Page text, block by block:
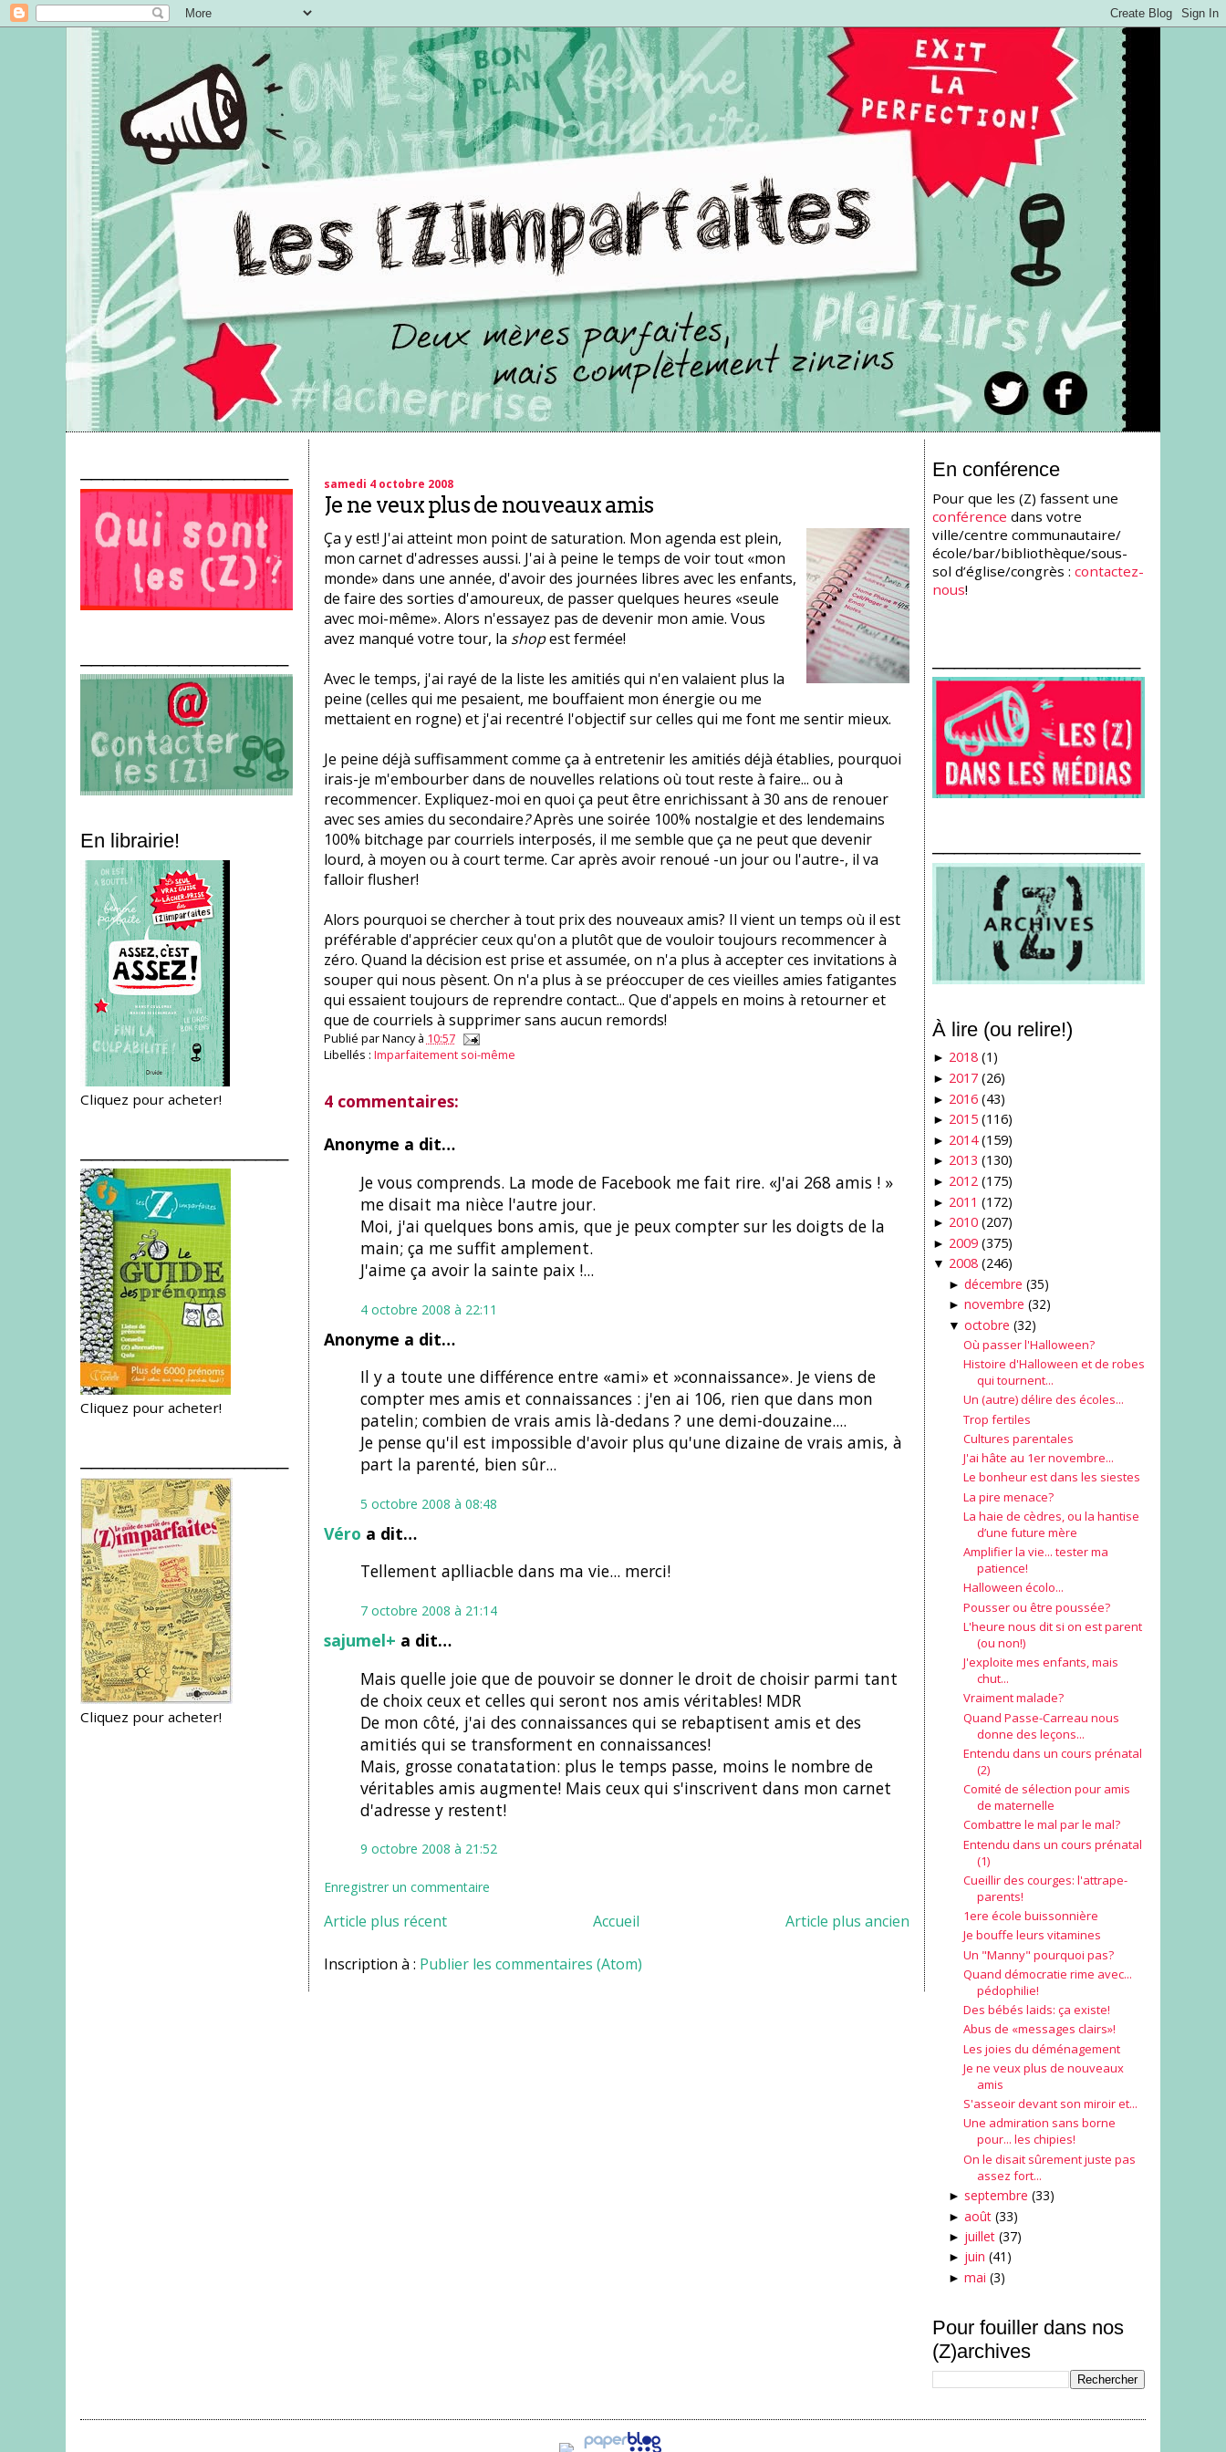
En librairie!
Cliquez pour acheter!
Cliquez pour acheter!
Cliquez pour acheter!
samedi 4 octobre 2008
Je ne veux plus de nouveaux amis
Ça y est! J'ai atteint mon point de saturation. Mon agenda est plein,
mon carnet d'adresses aussi. J'ai à peine le temps de voir tout «mon
monde» dans une année, d'avoir des journées libres avec les enfants,
de faire des sorties d'amoureux, de passer quelques heures «seule
avec moi-même». Alors n'essayez pas de devenir mon amie. Vous
avez manqué votre tour, la shopest fermée!
Avec le temps, j'ai rayé de la liste les amitiés qui n'en valaient plus la
peine (celles qui me pesaient, me bouffaient mon énergie ou me
mettaient en rogne) et j'ai recentré l'objectif sur celles qui me font me sentir mieux.
Je peine déjà suffisamment comme ça à entretenir les amitiés déjà établies, pourquoi
irais-je m'embourber dans de nouvelles relations où tout reste à faire... ou à
recommencer. Expliquez-moi en quoi ça peut être enrichissant à 30 ans de renouer
avec ses amies du secondaire?Après une soirée 100% nostalgie et des lendemains
100% bitchage par courriels interposés, il me semble que ça ne peut que devenir
lourd, à moyen ou à court terme. Car après avoir renoué -un jour ou l'autre-, il va
falloir flusher!
Alors pourquoi se chercher à tout prix des nouveaux amis? Il vient un temps où il est
préférable d'apprécier ceux qu'on a plutôt que de vouloir toujours recommencer à
zéro. Quand la décision est prise et assumée, on n'a plus à accepter ces invitations à
souper qui nous pèsent. On n'a plus à se préoccuper de ces vieilles amies fatigantes
qui essaient toujours de reprendre contact... Que d'appels en moins à retourner et
que de courriels à supprimer sans aucun remords!
Publié parNancy à 10:57
Libellés : Imparfaitement soi-même
4 commentaires:
Anonyme a dit…
Je vous comprends. La mode de Facebook me fait rire. «J'ai 268 amis ! »
me disait ma nièce l'autre jour.
Moi, j'ai quelques bons amis, que je peux compter sur les doigts de la
main; ça me suffit amplement.
J'aime ça avoir la sainte paix !...
4 octobre 2008 à 22:11
Anonyme a dit…
Il y a toute une différence entre «ami» et »connaissance». Je viens de
compter mes amis et connaissances : j'en ai 106, rien que dans mon
patelin; combien de vrais amis là-dedans ? une demi-douzaine....
Je pense qu'il est impossible d'avoir plus qu'une dizaine de vrais amis, à
part la parenté, bien sûr...
5 octobre 2008 à 08:48
Véro a dit…
Tellement aplliacble dans ma vie... merci!
7 octobre 2008 à 21:14
sajumel+ a dit…
Mais quelle joie que de pouvoir se donner le droit de choisir parmi tant
de choix ceux et celles qui seront nos amis véritables! MDR
De mon côté, j'ai des connaissances qui se rebaptisent amis et des
amitiés qui se transforment en connaissances!
Mais, grosse conatatation: plus le temps passe, moins le nombre de
véritables amis augmente! Mais ceux qui s'inscrivent dans mon carnet
d'adresse y restent!
9 octobre 2008 à 21:52
Enregistrer un commentaire
Article plus récent Article plus ancien
Accueil
Inscription à : Publier les commentaires (Atom)
En conférence
Pour que les (Z) fassent une
conférence dans votre
ville/centre communautaire/
école/bar/bibliothèque/sous-
sol d’église/congrès :contactez-
nous!
À lire (ou relire!)
► 2018 (1)
► 2017 (26)
► 2016 (43)
► 2015 (116)
► 2014 (159)
► 2013 (130)
► 2012 (175)
► 2011 (172)
► 2010 (207)
► 2009 (375)
▼ 2008 (246)
► décembre (35)
► novembre (32)
▼ octobre (32)
Où passer l'Halloween?
Histoire d'Halloween et de robes
qui tournent...
Un (autre) délire des écoles...
Trop fertiles
Cultures parentales
J'ai hâte au 1er novembre...
Le bonheur est dans les siestes
La pire menace?
La haie de cèdres, ou la hantise
d’une future mère
Amplifier la vie... tester ma
patience!
Halloween écolo...
Pousser ou être poussée?
L'heure nous dit si on est parent
(ou non!)
J'exploite mes enfants, mais
chut...
Vraiment malade?
Quand Passe-Carreau nous
donne des leçons...
Entendu dans un cours prénatal
(2)
Comité de sélection pour amis
de maternelle
Combattre le mal par le mal?
Entendu dans un cours prénatal
(1)
Cueillir des courges: l'attrape-
parents!
1ere école buissonnière
Je bouffe leurs vitamines
Un "Manny" pourquoi pas?
Quand démocratie rime avec...
pédophilie!
Des bébés laids: ça existe!
Abus de «messages clairs»!
Les joies du déménagement
Je ne veux plus de nouveaux
amis
S'asseoir devant son miroir et...
Une admiration sans borne
pour... les chipies!
On le disait sûrement juste pas
assez fort...
► septembre (33)
► août (33)
► juillet (37)
► juin (41)
► mai (3)
Pour fouiller dans nos
(Z)archives